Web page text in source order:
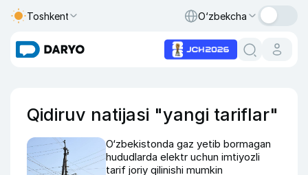
Toshkent O‘zbekcha
Qidiruv natijasi "yangi tariflar"
O‘zbekistonda gaz yetib bormagan
hududlarda elektr uchun imtiyozli
tarif joriy qilinishi mumkin